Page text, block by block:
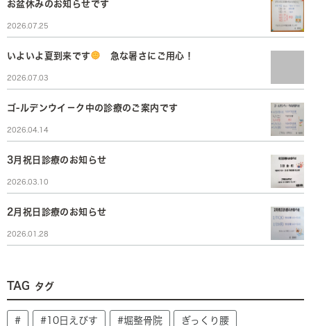
お盆休みのお知らせです
2026.07.25
いよいよ夏到来です 急な暑さにご用心！
2026.07.03
ゴ-ルデンウイ－ク中の診療のご案内です
2026.04.14
3月祝日診療のお知らせ
2026.03.10
2月祝日診療のお知らせ
2026.01.28
TAG タグ
# #10日えびす #堀整骨院 ぎっくり腰